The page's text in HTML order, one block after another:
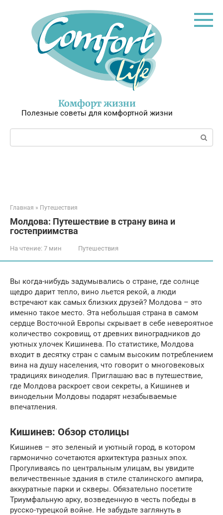
Комфорт жизни
Полезные советы для комфортной жизни
Поиск:
Главная » Путешествия
Молдова: Путешествие в страну вина и
гостеприимства
На чтение: 7 мин Путешествия
Вы когда-нибудь задумывались о стране, где солнце
щедро дарит тепло, вино льется рекой, а люди
встречают как самых близких друзей? Молдова – это
именно такое место. Эта небольшая страна в самом
сердце Восточной Европы скрывает в себе невероятное
количество сокровищ, от древних виноградников до
уютных улочек Кишинева. По статистике, Молдова
входит в десятку стран с самым высоким потреблением
вина на душу населения, что говорит о многовековых
традициях виноделия. Приглашаю вас в путешествие,
где Молдова раскроет свои секреты, а Кишинев и
винодельни Молдовы подарят незабываемые
впечатления.
Кишинев: Обзор столицы
Кишинев – это зеленый и уютный город, в котором
гармонично сочетаются архитектура разных эпох.
Прогуливаясь по центральным улицам, вы увидите
величественные здания в стиле сталинского ампира,
аккуратные парки и скверы. Обязательно посетите
Триумфальную арку, возведенную в честь победы в
русско-турецкой войне. Не забудьте заглянуть в